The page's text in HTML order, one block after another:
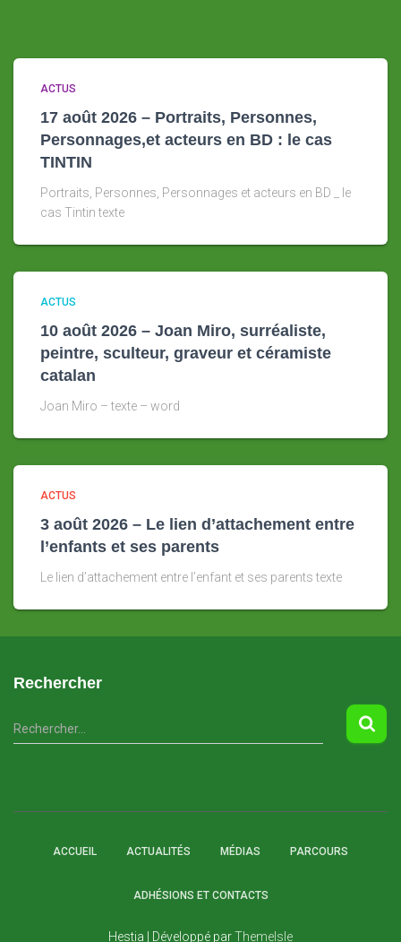
ACTUS
17 août 2026 – Portraits, Personnes,
Personnages,et acteurs en BD : le cas
TINTIN
Portraits, Personnes, Personnages et acteurs en BD _ le
cas Tintin texte
ACTUS
10 août 2026 – Joan Miro, surréaliste,
peintre, sculteur, graveur et céramiste
catalan
Joan Miro – texte – word
ACTUS
3 août 2026 – Le lien d’attachement entre
l’enfants et ses parents
Le lien d’attachement entre l’enfant et ses parents texte
Rechercher
R
e
Rechercher…
ACCUEIL ACTUALITÉS MÉDIAS PARCOURS
ADHÉSIONS ET CONTACTS
Hestia | Développé parThemeIsle